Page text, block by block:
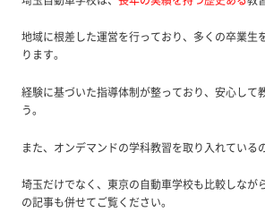
地域に根差した運営を行っており、多くの卒業生
ります。
経験に基づいた指導体制が整っており、安心して
う。
また、オンデマンドの学科教習を取り入れている
埼玉だけでなく、東京の自動車学校も比較しなが
の記事も併せてご覧ください。